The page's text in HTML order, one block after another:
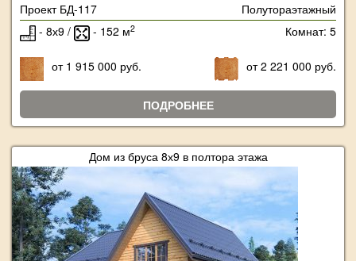
Проект БД-117
Полутораэтажный
- 8х9 /
- 152 м2 Комнат: 5
от 1 915 000 руб. от 2 221 000 руб.
ПОДРОБНЕЕ
Дом из бруса 8х9 в полтора этажа